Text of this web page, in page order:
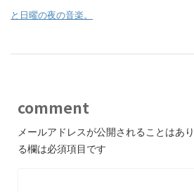
と日曜の夜の音楽。
comment
メールアドレスが公開されることはあり
る欄は必須項目です